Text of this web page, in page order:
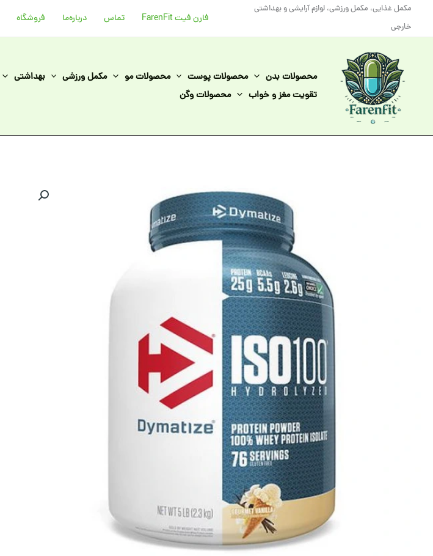
مکمل غذایی، مکمل ورزشی، لوازم آرایشی و بهداشتی
خارجی
فارن فیت FarenFit تماس درباره‌ما فروشگاه
محصولات بدن محصولات پوست محصولات مو مکمل ورزشی بهداشتی
تقویت مغز و خواب
محصولات وگن